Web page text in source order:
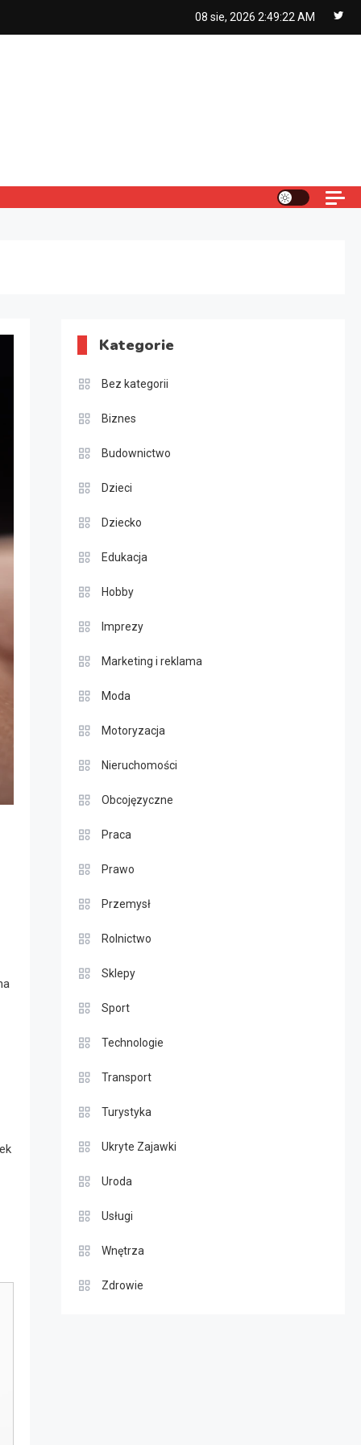
08 sie, 2026 2:49:23 AM
Kategorie
Bez kategorii
Biznes
Budownictwo
Dzieci
Dziecko
Edukacja
Hobby
Imprezy
Marketing i reklama
Moda
Motoryzacja
Nieruchomości
Obcojęzyczne
Praca
Prawo
Przemysł
Rolnictwo
Sklepy
Sport
Technologie
Transport
Turystyka
Ukryte Zajawki
Uroda
Usługi
Wnętrza
Zdrowie